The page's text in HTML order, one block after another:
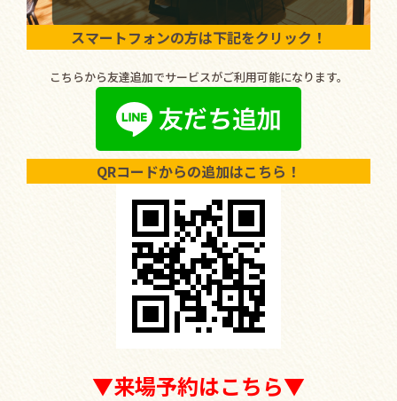
スマートフォンの方は下記をクリック！
こちらから友達追加でサービスがご利用可能になります。
QRコードからの追加はこちら！
▼来場予約はこちら▼